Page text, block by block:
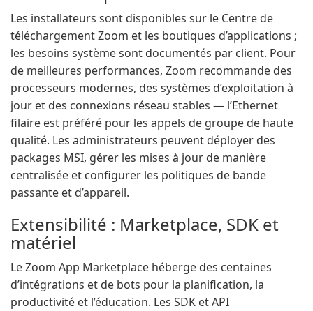
Les installateurs sont disponibles sur le Centre de
téléchargement Zoom et les boutiques d’applications ;
les besoins système sont documentés par client. Pour
de meilleures performances, Zoom recommande des
processeurs modernes, des systèmes d’exploitation à
jour et des connexions réseau stables — l’Ethernet
filaire est préféré pour les appels de groupe de haute
qualité. Les administrateurs peuvent déployer des
packages MSI, gérer les mises à jour de manière
centralisée et configurer les politiques de bande
passante et d’appareil.
Extensibilité : Marketplace, SDK et
matériel
Le Zoom App Marketplace héberge des centaines
d’intégrations et de bots pour la planification, la
productivité et l’éducation. Les SDK et API